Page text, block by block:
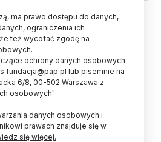
więcej czasu na łonie
lockdownu z powodu
poziom problemów
w porównaniu z
z naturą pozostał taki sam
od ich statusu
ma prawo dostępu do danych,
ograniczenia ich
też wycofać zgodę na
ochrony danych osobowych
fundacja@pap.pl lub pisemnie na
6/8, 00-502 Warszawa z
osobowych"
danych osobowych i
prawach znajduje się w
się więcej.